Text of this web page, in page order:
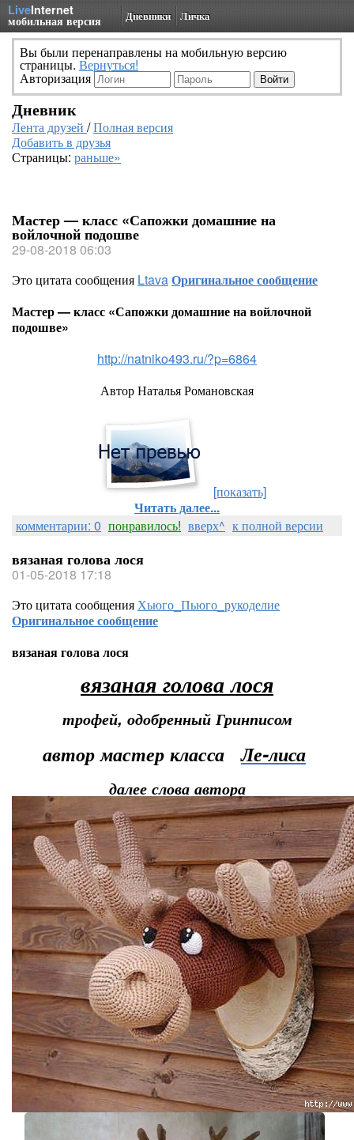
LiveInternet
мобильная версия Дневники Личка
Вы были перенаправлены на мобильную версию
страницы. Вернуться!
Авторизация
Дневник
Лента друзей /Полная версия
Добавить в друзья
Страницы: раньше»
Мастер — класс «Сапожки домашние на
войлочной подошве
29-08-2018 06:03
Это цитата сообщения LtavaОригинальное сообщение
Мастер — класс «Сапожки домашние на войлочной
подошве»
http://natniko493.ru/?p=6864
Автор Наталья Романовская
[показать]
Читать далее...
комментарии: 0 понравилось! вверх^ к полной версии
вязаная голова лося
01-05-2018 17:18
Это цитата сообщенияХьюго_Пьюго_рукоделие
Оригинальное сообщение
вязаная голова лося
вязаная голова лося
трофей, одобренный Гринписом
автор мастер классаЛе-лиса
далее слова автора